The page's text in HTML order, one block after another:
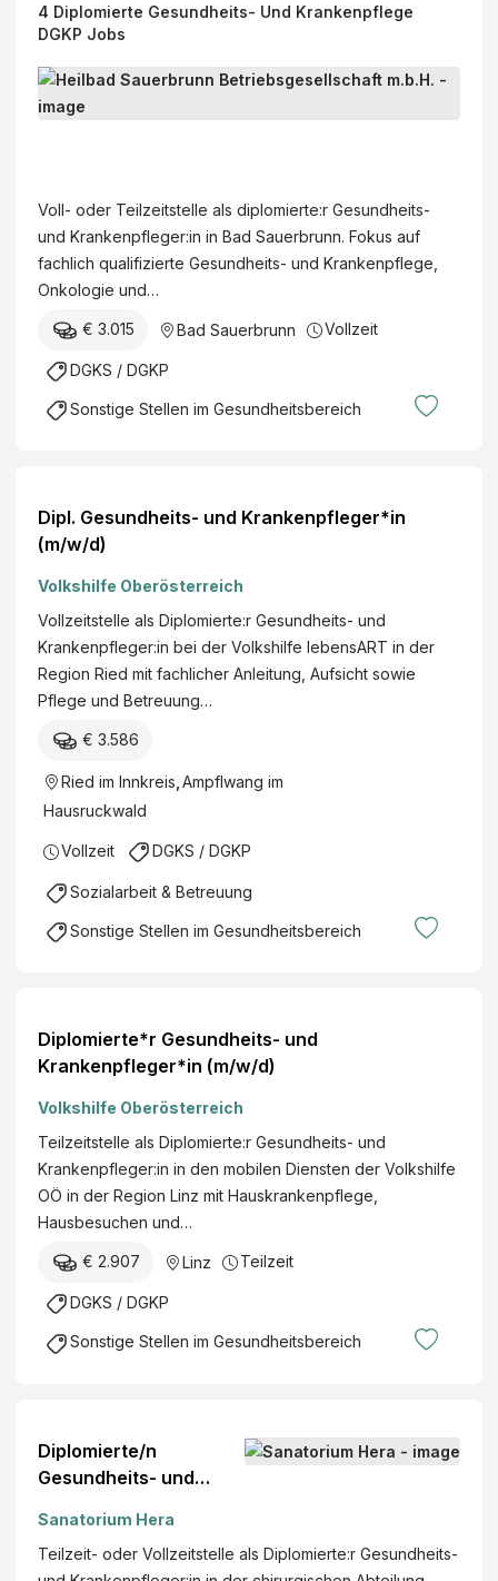
4 Diplomierte Gesundheits- Und Krankenpflege
DGKP Jobs
D
i
m
i
e
r
u
n
d
h
e
i
t
s
n
d
r
k
f
l
g
e
r
:
i
m
)
i
b
a
e
u
n
n
e
t
r
i
s
g
e
e
h
a
t
m
.
b
.
Voll- oder Teilzeitstelle als diplomierte:r Gesundheits-
und Krankenpfleger:in in Bad Sauerbrunn. Fokus auf
fachlich qualifizierte Gesundheits- und Krankenpflege,
Onkologie und…
€ 3.015 Bad Sauerbrunn Vollzeit
DGKS / DGKP
Sonstige Stellen im Gesundheitsbereich
Dipl. Gesundheits- und Krankenpfleger*in
(m/w/d)
Volkshilfe Oberösterreich
Vollzeitstelle als Diplomierte:r Gesundheits- und
Krankenpfleger:in bei der Volkshilfe lebensART in der
Region Ried mit fachlicher Anleitung, Aufsicht sowie
Pflege und Betreuung…
€ 3.586
Ried im Innkreis,Ampflwang im
Hausruckwald
Vollzeit DGKS / DGKP
Sozialarbeit & Betreuung
Sonstige Stellen im Gesundheitsbereich
Diplomierte*r Gesundheits- und
Krankenpfleger*in (m/w/d)
Volkshilfe Oberösterreich
Teilzeitstelle als Diplomierte:r Gesundheits- und
Krankenpfleger:in in den mobilen Diensten der Volkshilfe
OÖ in der Region Linz mit Hauskrankenpflege,
Hausbesuchen und…
€ 2.907 Linz Teilzeit
DGKS / DGKP
Sonstige Stellen im Gesundheitsbereich
Diplomierte/n
Gesundheits- und
Chirurgische
Abteilung/Wochenklini
Sanatorium Hera
Teilzeit- oder Vollzeitstelle als Diplomierte:r Gesundheits-